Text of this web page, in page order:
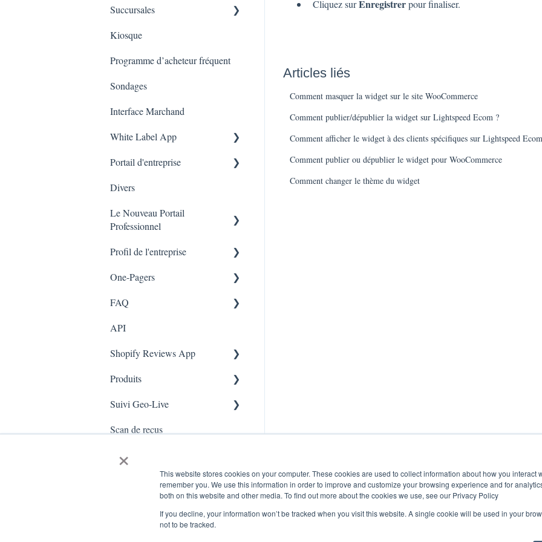
×
This website stores cookies on your computer. These cookies are used to collect information about how you interact
remember you. We use this information in order to improve and customize your browsing experience and for
both on this website and other media. To find out more about the cookies we use, see our Privacy Policy
If you decline, your information won’t be tracked when you visit this website. A single cookie will be used in your
not to be tracked.
Cliquez surEnregistrerpour finaliser.
Articles liés
Comment masquer la widget sur le site WooCommerce
Comment publier/dépublier la widget sur Lightspeed Ecom ?
Comment afficher le widget à des clients spécifiques sur Lightspeed
Comment publier ou dépublier le widget pour WooCommerce
Comment changer le thème du widget
Cartes cadeaux sur
Tableau de bords
Marketing
Succursales
Employés
Kiosque
Programme d’acheteur fréquent
Sondages
Interface Marchand
White Label App
Code QR -Integration
Portail d'entreprise
Liste des transactions
Branches
Divers
Le Nouveau Portail
Professionnel
Marketing
Profil de l'entreprise
Branches
One-Pagers
Marketing
Enquêtes
App Colors
Règles
E-Commerce
Enrôlement
Sécurité et confidentialité
FAQ
FAQ- Lightspeed R Series
Shopify POS
FAQ- Shopify ECOM
Judge.me
QFP - Lightspeed X Series
FAQ - MindBody POS
API
Shopify Reviews App
Paramètres généraux
Reviews Widget
Carrousel des avis
Gérer les avis
Produits
Ajouter un produit
Suivi Geo-Live
Live - Geo
Scan de reçus
www.kangaroorewards.com Centre d'assistance